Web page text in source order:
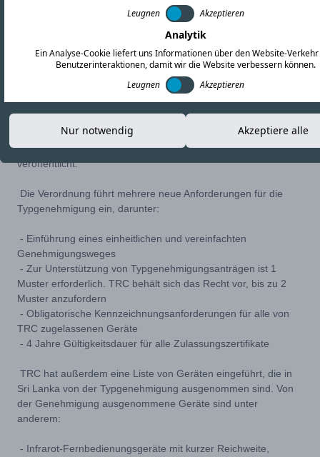
30-NOV-20 Link kopieren
TRC in Sri Lanka hat „Typgenehmigungsregeln für Funk- und
Telekommunikationsendgeräte (RTTE) 2020“ im Amtsblatt der
Demokratischen Sozialistischen Republik Sri Lanka
veröffentlicht.
Die Verordnung führt mehrere neue Anforderungen für die
Typgenehmigung ein, darunter:
- Einführung eines einheitlichen und vereinfachten
Genehmigungsweges
- Zur Unterstützung von Typgenehmigungsanträgen ist 1
Muster erforderlich. TRC behält sich das Recht vor, bis zu 2
Muster anzufordern
- Obligatorische Kennzeichnungsanforderungen für alle von
TRC zugelassenen Geräte
- 4 Jahre Gültigkeitsdauer für alle Zulassungszertifikate
TRC hat außerdem eine Liste von Geräten eingeführt, die in
Sri Lanka von der Typgenehmigung ausgenommen sind. Von
der Genehmigung ausgenommene Geräte sind unter
anderem:
- Infrarot-Fernbedienungsgeräte mit kurzer Reichweite,
Leugnen
Akzeptieren
Analytik
Ein Analyse-Cookie liefert uns Informationen über den Website-
Benutzerinteraktionen, damit wir die Website verbessern können.
Leugnen
Akzeptieren
Nur notwendig Akzeptiere alle